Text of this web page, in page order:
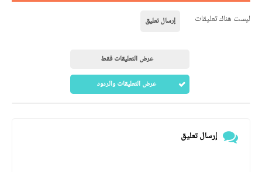
ليست هناك تعليقات إرسال تعليق
عرض التعليقات فقط
عرض التعليقات والردود
إرسال تعليق